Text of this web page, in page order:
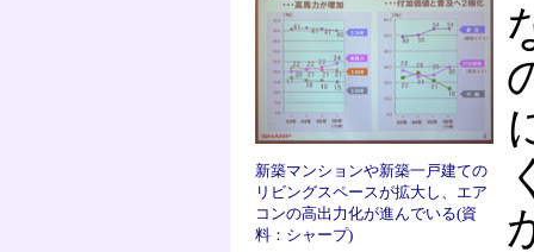
新築マンションや新築一戸建ての
リビングスペースが拡大し、エア
コンの高出力化が進んでいる(資
料：シャープ)